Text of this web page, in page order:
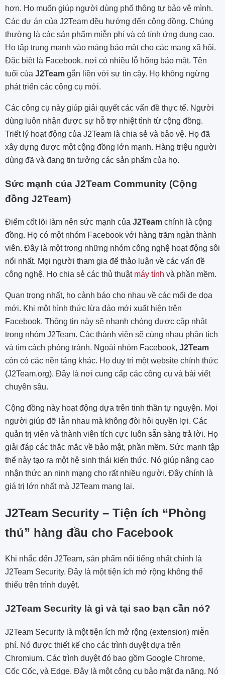
hơn. Họ muốn giúp người dùng phổ thông tự bảo vệ mình.
Các dự án của J2Team đều hướng đến cộng đồng. Chúng
thường là các sản phẩm miễn phí và có tính ứng dụng cao.
Họ tập trung mạnh vào mảng bảo mật cho các mạng xã hội.
Đặc biệt là Facebook, nơi có nhiều lỗ hổng bảo mật. Tên
tuổi của J2Team gắn liền với sự tin cậy. Họ không ngừng
phát triển các công cụ mới.
Các công cụ này giúp giải quyết các vấn đề thực tế. Người
dùng luôn nhận được sự hỗ trợ nhiệt tình từ cộng đồng.
Triết lý hoạt động của J2Team là chia sẻ và bảo vệ. Họ đã
xây dựng được một cộng đồng lớn mạnh. Hàng triệu người
dùng đã và đang tin tưởng các sản phẩm của họ.
Sức mạnh của J2Team Community (Cộng
đồng J2Team)
Điểm cốt lõi làm nên sức mạnh của J2Team chính là cộng
đồng. Họ có một nhóm Facebook với hàng trăm ngàn thành
viên. Đây là một trong những nhóm công nghệ hoạt động sôi
nổi nhất. Mọi người tham gia để thảo luận về các vấn đề
công nghệ. Họ chia sẻ các thủ thuật máy tính và phần mềm.
Quan trọng nhất, họ cảnh báo cho nhau về các mối đe dọa
mới. Khi một hình thức lừa đảo mới xuất hiện trên
Facebook. Thông tin này sẽ nhanh chóng được cập nhật
trong nhóm J2Team. Các thành viên sẽ cùng nhau phân tích
và tìm cách phòng tránh. Ngoài nhóm Facebook, J2Team
còn có các nền tảng khác. Họ duy trì một website chính thức
(J2Team.org). Đây là nơi cung cấp các công cụ và bài viết
chuyên sâu.
Cộng đồng này hoạt động dựa trên tinh thần tự nguyện. Mọi
người giúp đỡ lẫn nhau mà không đòi hỏi quyền lợi. Các
quản trị viên và thành viên tích cực luôn sẵn sàng trả lời. Họ
giải đáp các thắc mắc về bảo mật, phần mềm. Sức mạnh tập
thể này tạo ra một hệ sinh thái kiến thức. Nó giúp nâng cao
nhận thức an ninh mạng cho rất nhiều người. Đây chính là
giá trị lớn nhất mà J2Team mang lại.
J2Team Security – Tiện ích “Phòng
thủ” hàng đầu cho Facebook
Khi nhắc đến J2Team, sản phẩm nổi tiếng nhất chính là
J2Team Security. Đây là một tiện ích mở rộng không thể
thiếu trên trình duyệt.
J2Team Security là gì và tại sao bạn cần nó?
J2Team Security là một tiện ích mở rộng (extension) miễn
phí. Nó được thiết kế cho các trình duyệt dựa trên
Chromium. Các trình duyệt đó bao gồm Google Chrome,
Cốc Cốc, và Edge. Đây là một công cụ bảo mật đa năng. Nó